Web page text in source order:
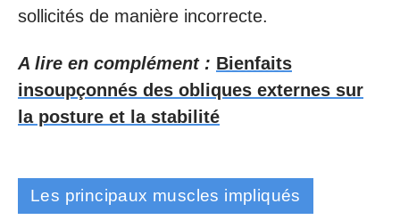
sollicités de manière incorrecte.
A lire en complément : Bienfaits
insoupçonnés des obliques externes sur
la posture et la stabilité
Les principaux muscles impliqués